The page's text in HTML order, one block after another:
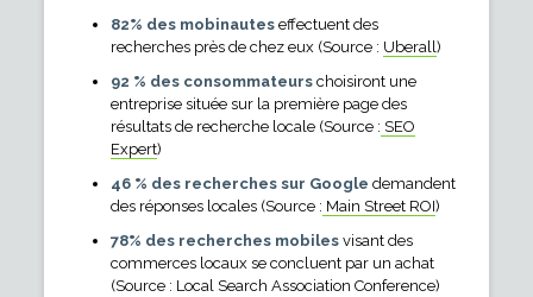
82% des mobinauteseffectuent des
recherches près de chez eux (Source : Uberall)
92 % des consommateurschoisiront une
entreprise située sur la première page des
résultats de recherche locale (Source : SEO
Expert)
46 % des recherches sur Google demandent
des réponses locales (Source : Main Street ROI)
78% des recherches mobilesvisant des
commerces locaux se concluent par un achat
(Source : Local Search Association Conference)